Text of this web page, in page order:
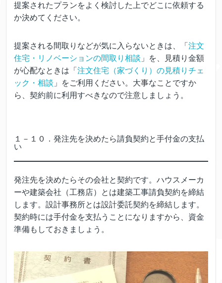
提案されたプランをよく検討した上でどこに依頼する
か決めてください。
提案される間取りなどが気に入らないときは、「 注文
住宅・リノベーションの間取り相談 」を、見積り金額
が心配なときは「 注文住宅（家づくり）の見積りチェ
ック・相談 」をご利用ください。大事なことですか
ら、契約前に利用すべきなので注意しましょう。
１－１０．発注先を決めたら請負契約と手付金の支払
い
発注先を決めたらその会社と契約です。ハウスメーカ
ーや建築会社（工務店）とは建築工事請負契約を締結
します。設計事務所とは設計委託契約を締結します。
契約時には手付金を支払うことになりますから、資金
準備もしておきましょう。